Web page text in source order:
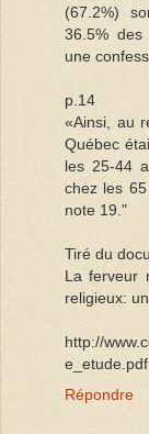
(67.2%)
36.5% des
une
p.14
«Ainsi, au
Québec
les 25-44
chez les 65
note 19."
Tiré du
La ferveur
religieux:
http://
e_etude.pdf
Répondre